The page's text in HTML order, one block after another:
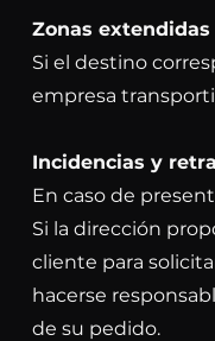
Zonas extendidas
Si el destino
empresa
Incidencias y
En caso de
Si la dirección
cliente para
hacerse
de su pedido.